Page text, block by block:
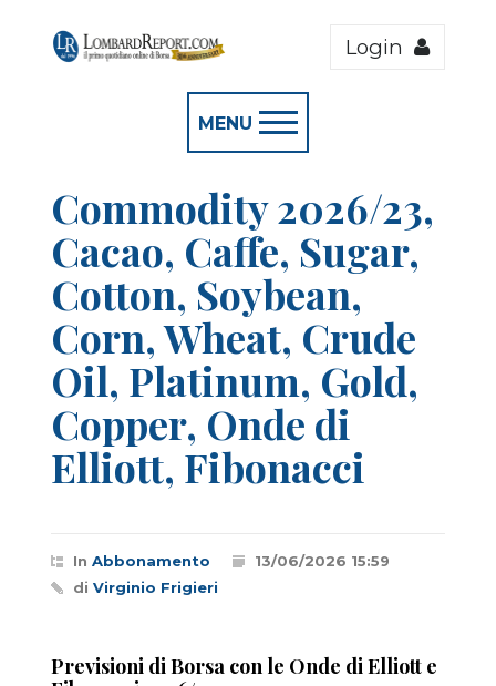
Login
MENU
Commodity 2026/23,
Cacao, Caffe, Sugar,
Cotton, Soybean,
Corn, Wheat, Crude
Oil, Platinum, Gold,
Copper, Onde di
Elliott, Fibonacci
In Abbonamento
13/06/2026 15:59
di Virginio Frigieri
Previsioni di Borsa con le Onde di Elliott e